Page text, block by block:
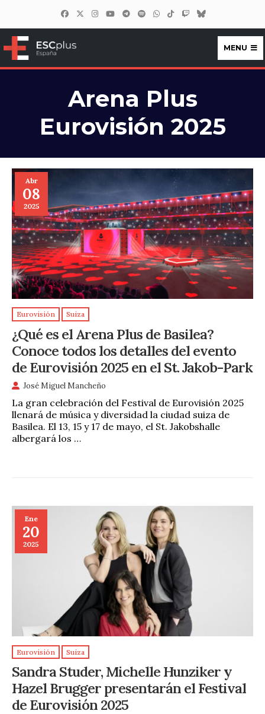
ESCplus España
MENU
Arena Plus
Eurovisión 2025
Abr
08
2025
Eurovisión Suiza
¿Qué es el Arena Plus de Basilea?
Conoce todos los detalles del evento
de Eurovisión 2025 en el St. Jakob-Park
José Miguel Mancheño
La gran celebración del Festival de Eurovisión 2025
llenará de música y diversidad la ciudad suiza de
Basilea. El 13, 15 y 17 de mayo, el St. Jakobshalle
albergará los …
Ene
20
2025
Eurovisión Suiza
Sandra Studer, Michelle Hunziker y
Hazel Brugger presentarán el Festival
de Eurovisión 2025